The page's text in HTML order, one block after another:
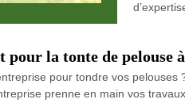
la tonte de pelouse
pour tondre vos pelouses
prenne en main vos